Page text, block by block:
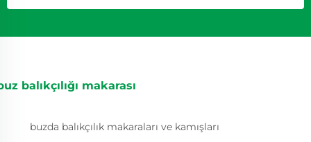
balıkçılığı makarası
buzda balıkçılık makaraları ve kamışları